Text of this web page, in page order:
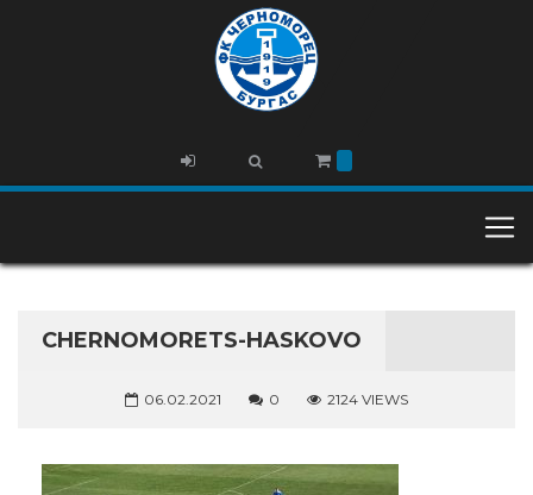
CHERNOMORETS-HASKOVO
06.02.2021 0 2124 VIEWS